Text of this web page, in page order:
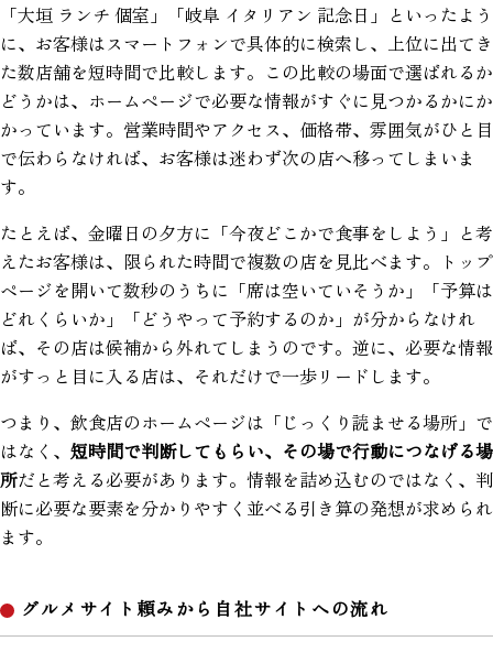
「大垣 ランチ 個室」「岐阜 イタリアン 記念日」といったよう
に、お客様はスマートフォンで具体的に検索し、上位に出てき
た数店舗を短時間で比較します。この比較の場面で選ばれるか
どうかは、ホームページで必要な情報がすぐに見つかるかにか
かっています。営業時間やアクセス、価格帯、雰囲気がひと目
で伝わらなければ、お客様は迷わず次の店へ移ってしまいま
す。
たとえば、金曜日の夕方に「今夜どこかで食事をしよう」と考
えたお客様は、限られた時間で複数の店を見比べます。トップ
ページを開いて数秒のうちに「席は空いていそうか」「予算は
どれくらいか」「どうやって予約するのか」が分からなけれ
ば、その店は候補から外れてしまうのです。逆に、必要な情報
がすっと目に入る店は、それだけで一歩リードします。
つまり、飲食店のホームページは「じっくり読ませる場所」で
はなく、 短時間で判断してもらい、その場で行動につなげる場
所だと考える必要があります。情報を詰め込むのではなく、判
断に必要な要素を分かりやすく並べる引き算の発想が求められ
ます。
グルメサイト頼みから自社サイトへの流れ